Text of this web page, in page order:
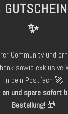
✨
Community und
sowie exklusive
in dein Postfach 🚀
und spare sofort
Bestellung!🎁